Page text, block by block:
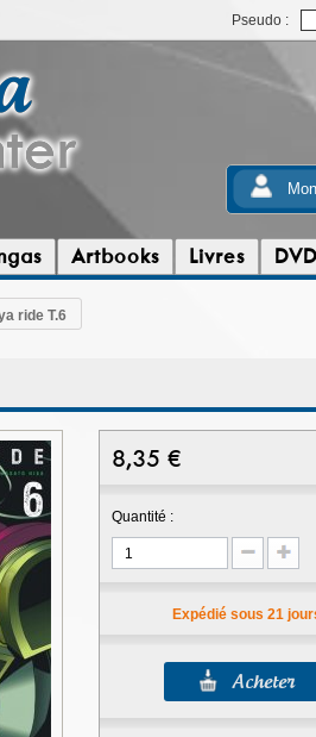
Pseudo :
Artbooks Livres DVD
ride T.6
8,35 €
Quantité :
Expédié sous 21